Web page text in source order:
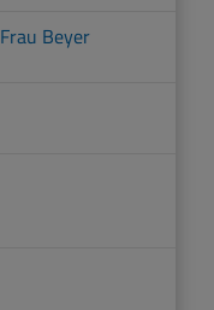
Frau Beyer